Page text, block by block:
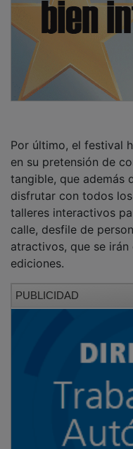
en su pretensión de
tangible, que además
disfrutar con todos
talleres interactivos
calle, desfile de
atractivos, que se
ediciones.